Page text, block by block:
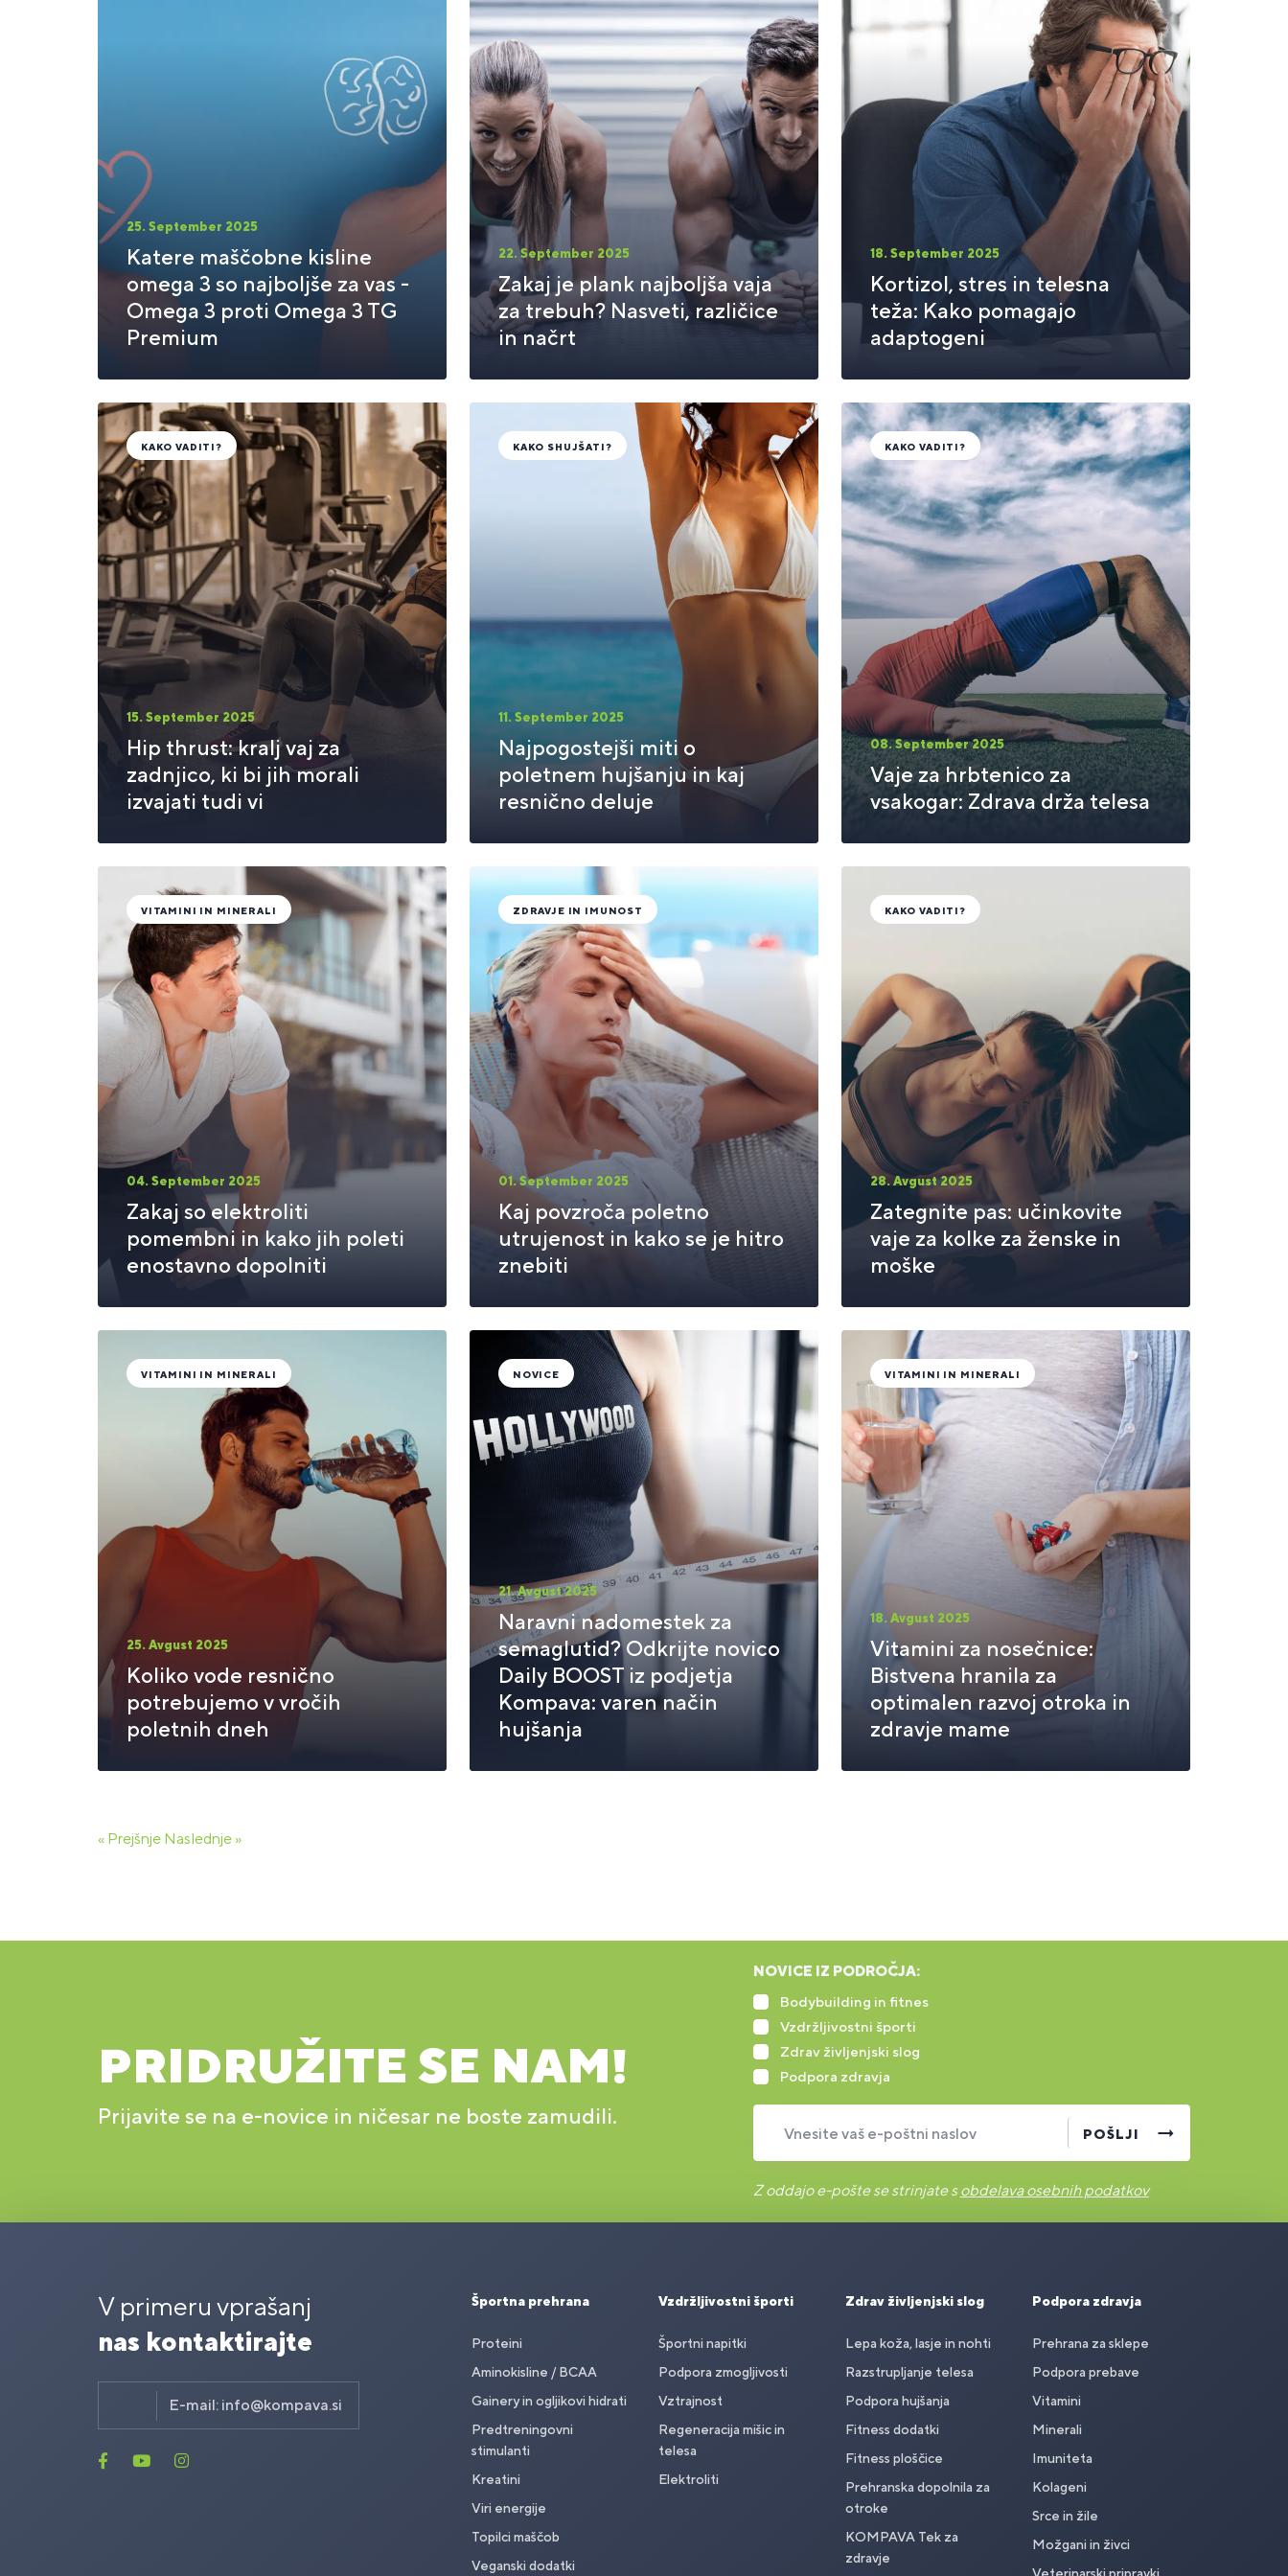
25. September 2025
Katere maščobne kisline
omega 3 so najboljše za vas -
Omega 3 proti Omega 3 TG
Premium
22. September 2025
Zakaj je plank najboljša vaja
za trebuh? Nasveti, različice
in načrt
18. September 2025
Kortizol, stres in telesna
teža: Kako pomagajo
adaptogeni
15. September 2025
Hip thrust: kralj vaj za
zadnjico, ki bi jih morali
izvajati tudi vi
KAKO VADITI?
11. September 2025
Najpogostejši miti o
poletnem hujšanju in kaj
resnično deluje
KAKO SHUJŠATI?
08. September 2025
Vaje za hrbtenico za
vsakogar: Zdrava drža telesa
KAKO VADITI?
04. September 2025
Zakaj so elektroliti
pomembni in kako jih poleti
enostavno dopolniti
VITAMINI IN MINERALI
01. September 2025
Kaj povzroča poletno
utrujenost in kako se je hitro
znebiti
ZDRAVJE IN IMUNOST
28. Avgust 2025
Zategnite pas: učinkovite
vaje za kolke za ženske in
moške
KAKO VADITI?
25. Avgust 2025
Koliko vode resnično
potrebujemo v vročih
poletnih dneh
VITAMINI IN MINERALI
21. Avgust 2025
Naravni nadomestek za
semaglutid? Odkrijte novico
Daily BOOST iz podjetja
Kompava: varen način
hujšanja
NOVICE
18. Avgust 2025
Vitamini za nosečnice:
Bistvena hranila za
optimalen razvoj otroka in
zdravje mame
VITAMINI IN MINERALI
« Prejšnje Naslednje »
PRIDRUŽITE SE NAM!
Prijavite se na e-novice in ničesar ne boste zamudili.
NOVICE IZ PODROČJA:
Bodybuilding in fitnes
Vzdržljivostni športi
Zdrav življenjski slog
Podpora zdravja
Vnesite vaš e-poštni naslov POŠLJI
Z oddajo e-pošte se strinjate sobdelava osebnih podatkov
V primeru vprašanj
nas kontaktirajte
E-mail: info@kompava.si
Športna prehrana
Proteini
Aminokisline / BCAA
Gainery in ogljikovi hidrati
Predtreningovni
stimulanti
Kreatini
Viri energije
Topilci maščob
Veganski dodatki
Vzdržljivostni športi
Športni napitki
Podpora zmogljivosti
Vztrajnost
Regeneracija mišic in
telesa
Elektroliti
Zdrav življenjski slog
Lepa koža, lasje in nohti
Razstrupljanje telesa
Podpora hujšanja
Fitness dodatki
Fitness ploščice
Prehranska dopolnila za
otroke
KOMPAVA Tek za
zdravje
Podpora zdravja
Prehrana za sklepe
Podpora prebave
Vitamini
Minerali
Imuniteta
Kolageni
Srce in žile
Možgani in živci